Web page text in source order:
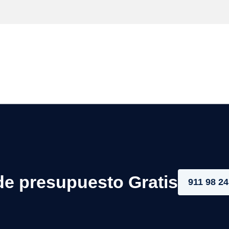
presupuesto Gratis 911 98